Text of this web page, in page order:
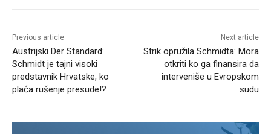
Previous article
Austrijski Der Standard:
Schmidt je tajni visoki
predstavnik Hrvatske, ko
plaća rušenje presude!?
Next article
Strik opružila Schmidta: Mora
otkriti ko ga finansira da
interveniše u Evropskom
sudu